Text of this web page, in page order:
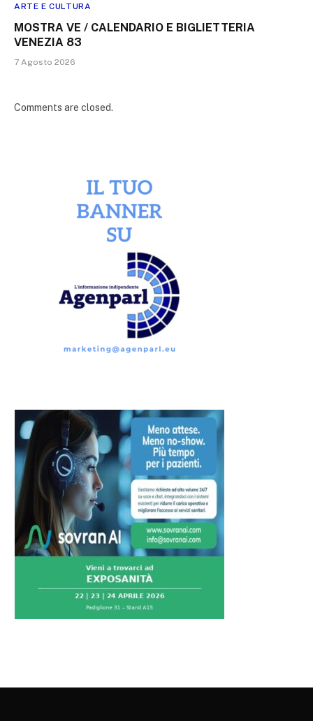
ARTE E CULTURA
MOSTRA VE / CALENDARIO E BIGLIETTERIA
VENEZIA 83
7 Agosto 2026
Comments are closed.